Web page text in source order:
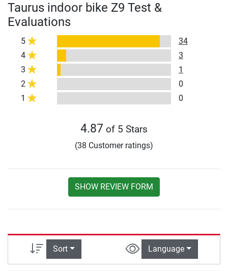
Taurus indoor bike Z9 Test &
Evaluations
5
34
4
3
3
1
2
0
1
0
4.87 of 5 Stars
(38 Customer ratings)
SHOW REVIEW FORM
Sort Language